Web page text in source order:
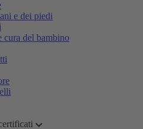
e dei piedi
cura del bambino